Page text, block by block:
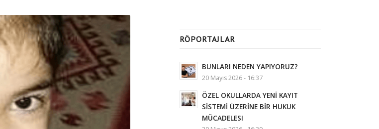
RÖPORTAJLAR
BUNLARI NEDEN YAPIYORUZ?
20 Mayıs 2026 - 16:37
ÖZEL OKULLARDA YENİ KAYIT
SİSTEMİ ÜZERİNE BİR HUKUK
MÜCADELESI